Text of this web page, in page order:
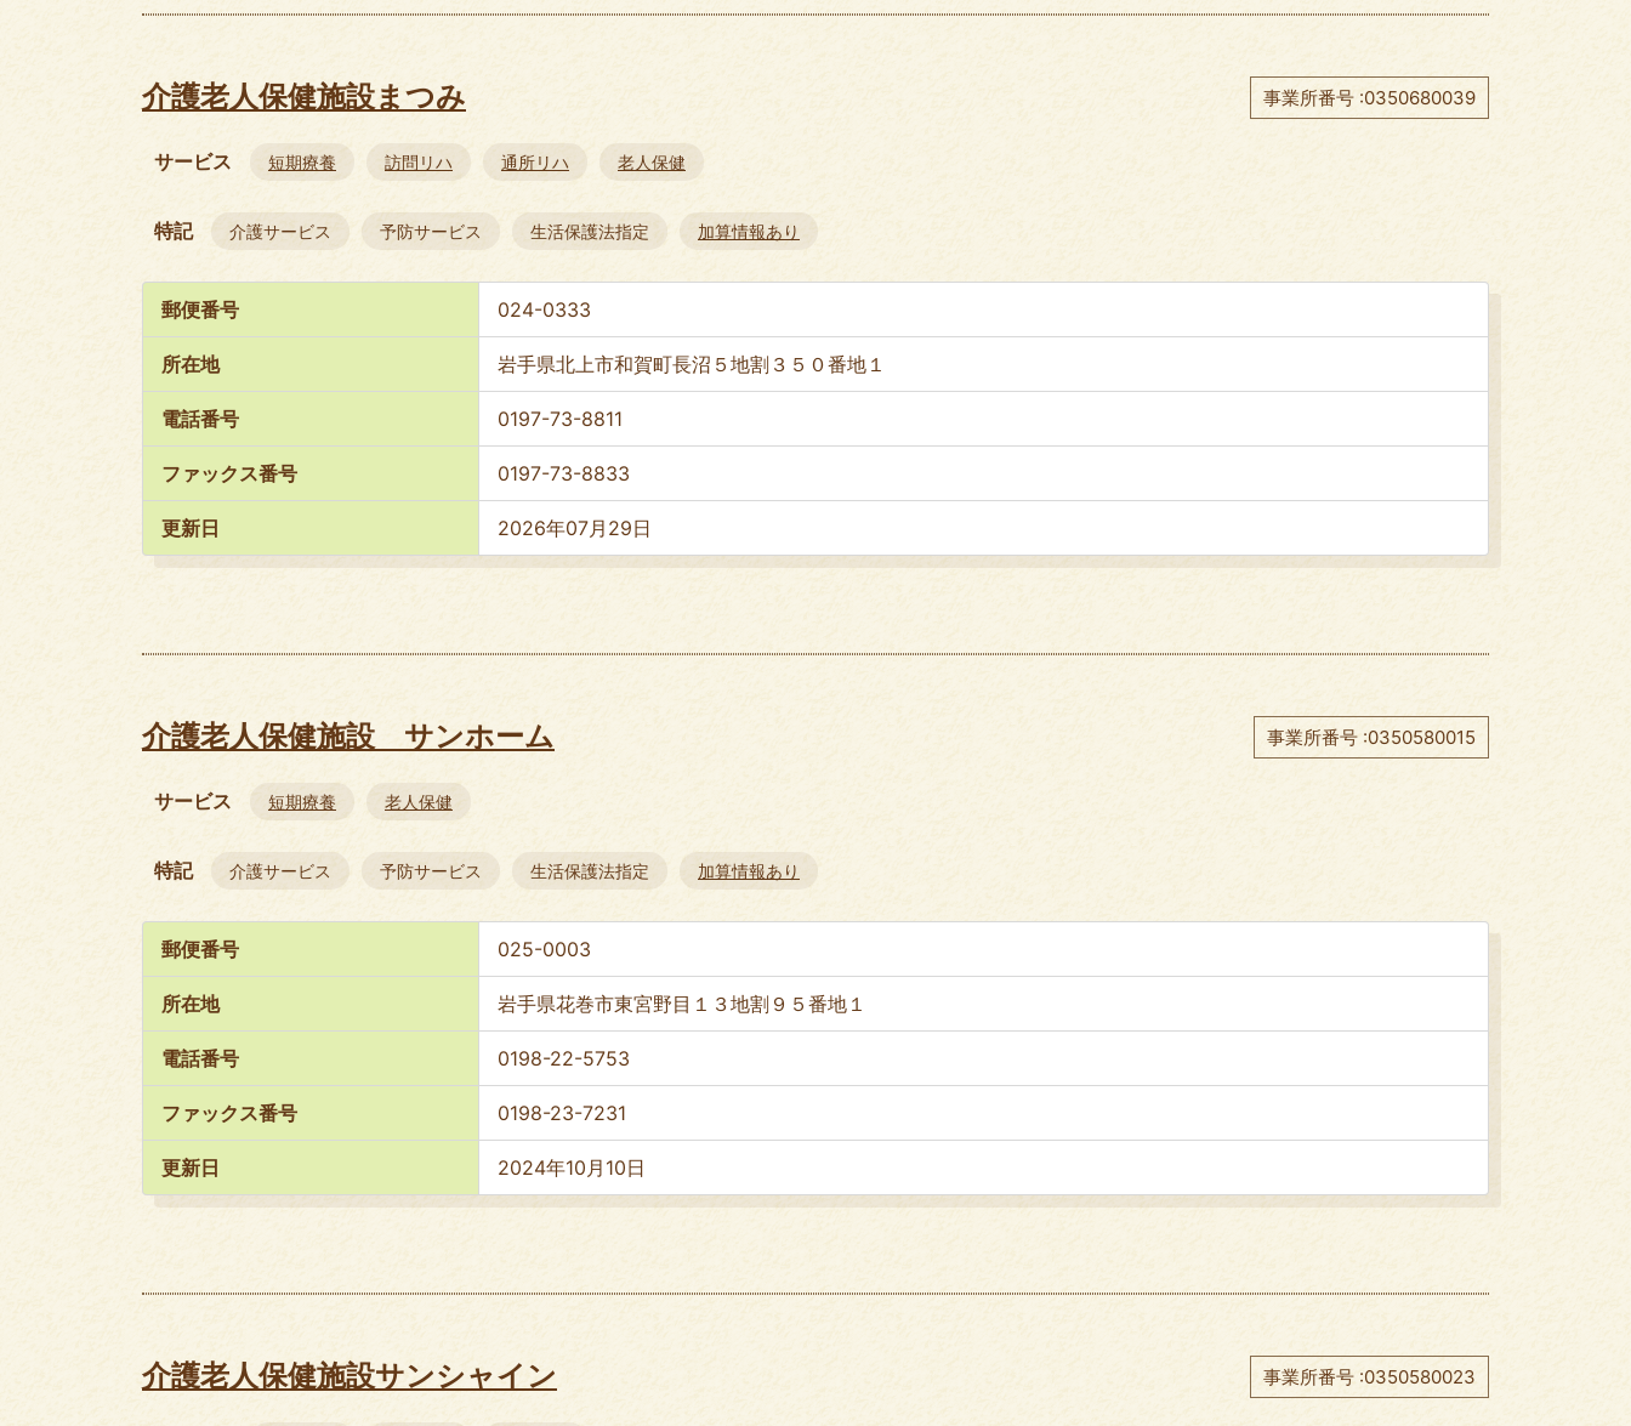
介護老人保健施設まつみ 事業所番号 :0350680039
サービス 短期療養 訪問リハ 通所リハ 老人保健
特記 介護サービス 予防サービス 生活保護法指定 加算情報あり
郵便番号 024-0333
所在地 岩手県北上市和賀町長沼５地割３５０番地１
電話番号 0197-73-8811
ファックス番号 0197-73-8833
更新日 2026年07月29日
介護老人保健施設 サンホーム 事業所番号 :0350580015
サービス 短期療養 老人保健
特記 介護サービス 予防サービス 生活保護法指定 加算情報あり
郵便番号 025-0003
所在地 岩手県花巻市東宮野目１３地割９５番地１
電話番号 0198-22-5753
ファックス番号 0198-23-7231
更新日 2024年10月10日
介護老人保健施設サンシャイン 事業所番号 :0350580023